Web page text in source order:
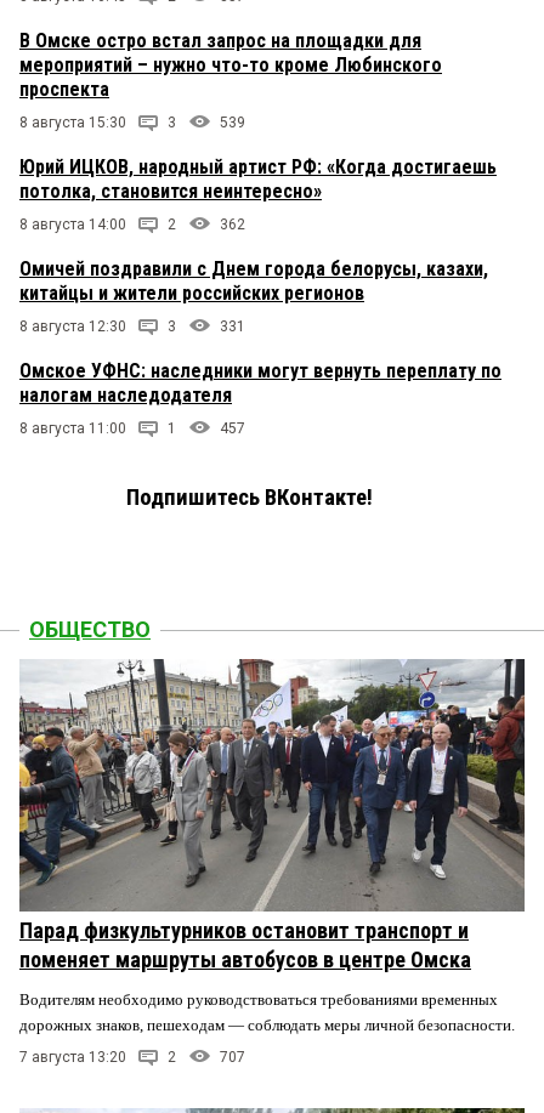
В Омске остро встал запрос на площадки для
мероприятий – нужно что-то кроме Любинского
проспекта
8 августа 15:30 3 539
Юрий ИЦКОВ, народный артист РФ: «Когда достигаешь
потолка, становится неинтересно»
8 августа 14:00 2 362
Омичей поздравили с Днем города белорусы, казахи,
китайцы и жители российских регионов
8 августа 12:30 3 331
Омское УФНС: наследники могут вернуть переплату по
налогам наследодателя
8 августа 11:00 1 457
Подпишитесь ВКонтакте!
ОБЩЕСТВО
Парад физкультурников остановит транспорт и
поменяет маршруты автобусов в центре Омска
Водителям необходимо руководствоваться требованиями временных
дорожных знаков, пешеходам — соблюдать меры личной безопасности.
7 августа 13:20 2 707